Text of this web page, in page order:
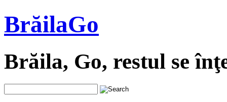
BrăilaGo
Brăila, Go, restul se